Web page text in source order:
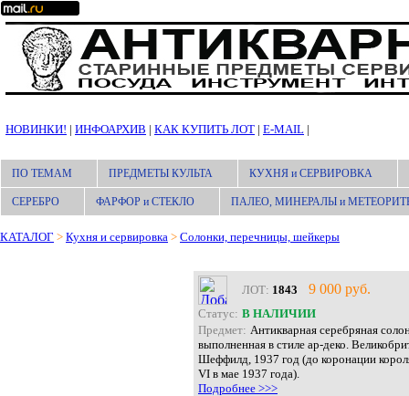
НОВИНКИ! | ИНФОАРХИВ | КАК КУПИТЬ ЛОТ | E-MAIL |
ПО ТЕМАМ ПРЕДМЕТЫ КУЛЬТА КУХНЯ и СЕРВИРОВКА
СЕРЕБРО ФАРФОР и СТЕКЛО ПАЛЕО, МИНЕРАЛЫ и
КАТАЛОГ > Кухня и сервировка > Солонки, перечницы, шейкеры
ЛОТ: 1843 9 000 руб.
Статус: В НАЛИЧИИ
Предмет: Антикварная серебряная
выполненная в стиле ар-деко.
Шеффилд, 1937 год (до коронации
VI в мае 1937 года).
Подробнее >>>